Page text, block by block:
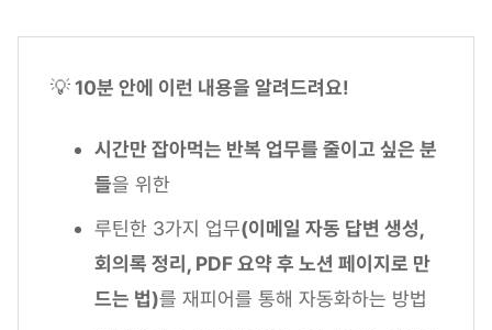
💡10분 안에 이런 내용을 알려드려요!
시간만 잡아먹는 반복 업무를 줄이고 싶은 분
들을 위한
루틴한 3가지 업무(이메일 자동 답변 생성,
회의록 정리, PDF 요약 후 노션 페이지로 만
드는 법)를 재피어를 통해 자동화하는 방법